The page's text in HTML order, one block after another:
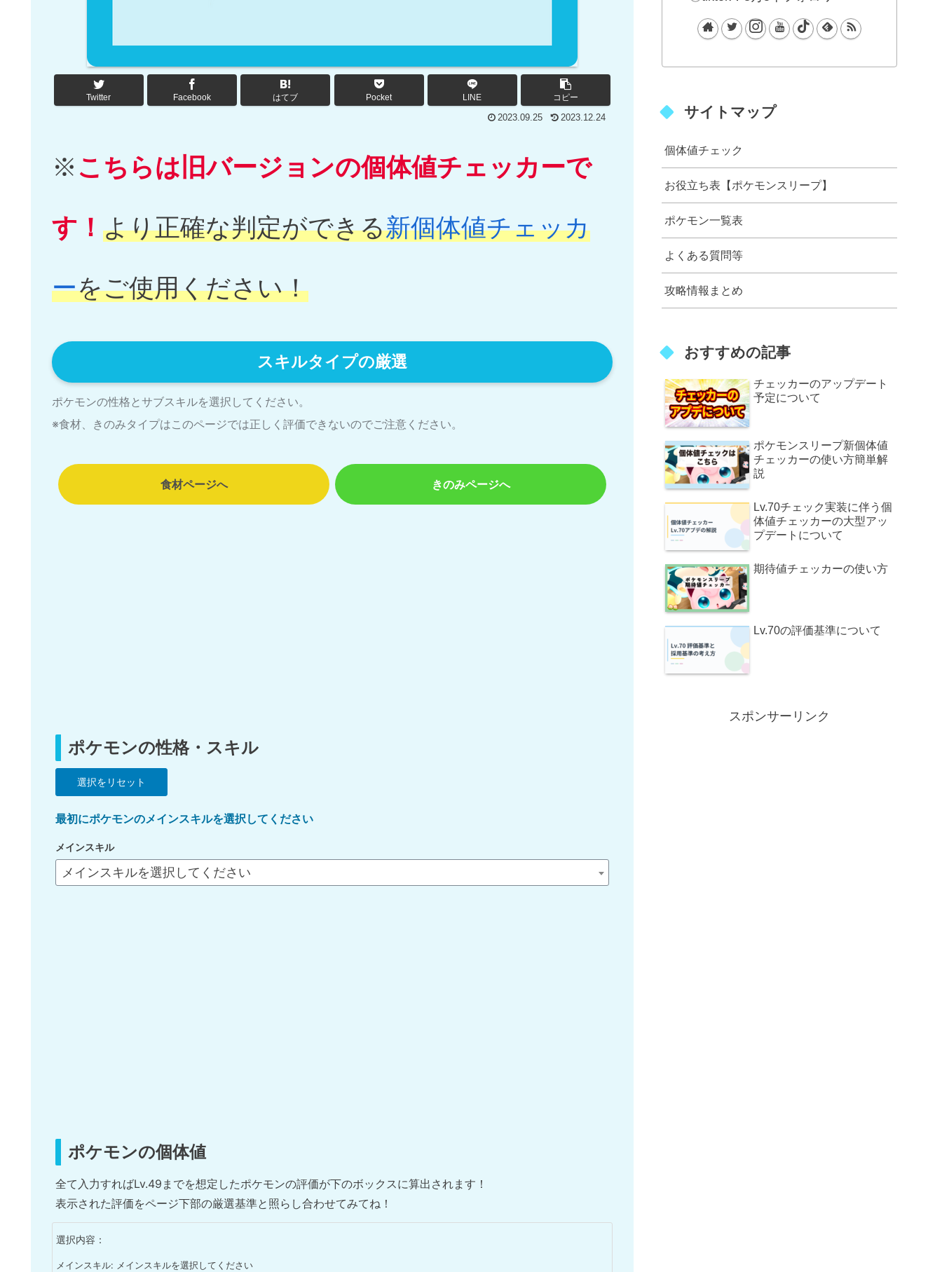
Twitter Facebook はてブ Pocket LINE コピー
2023.09.25 2023.12.24
※ こちらは旧バージョンの個体値チェッカーで
す！ より正確な判定ができる新個体値チェッカ
ーをご使用ください！
スキルタイプの厳選
ポケモンの性格とサブスキルを選択してください。
※食材、きのみタイプはこのページでは正しく評価できないのでご注意ください。
食材ページへ きのみページへ
ポケモンの性格・スキル
最初にポケモンのメインスキルを選択してください
メインスキル
メインスキルを選択してください
ポケモンの個体値
全て入力すればLv.49までを想定したポケモンの評価が下のボックスに算出されます！
表示された評価をページ下部の厳選基準と照らし合わせてみてね！
選択内容：
メインスキル メインスキルを選択してください
サイトマップ
個体値チェック
お役立ち表【ポケモンスリープ】
ポケモン一覧表
よくある質問等
攻略情報まとめ
おすすめの記事
チェッカーのアップデート
予定について
ポケモンスリープ新個体値
チェッカーの使い方簡単解
説
Lv.70チェック実装に伴う個
体値チェッカーの大型アッ
プデートについて
期待値チェッカーの使い方
Lv.70の評価基準について
スポンサーリンク